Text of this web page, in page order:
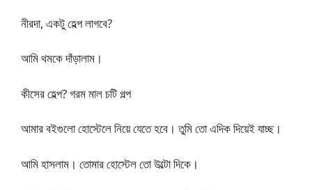
নীরদা, একটু হেল্প লাগবে?
আমি থমকে দাঁড়ালাম।
কীসের হেল্প? গরম মাল চটি গল্প
আমার বইগুলো হোস্টেলে নিয়ে যেতে হবে। তুমি তো এদিক দিয়েই যাচ্ছ।
আমি হাসলাম। তোমার হোস্টেল তো উল্টো দিকে।